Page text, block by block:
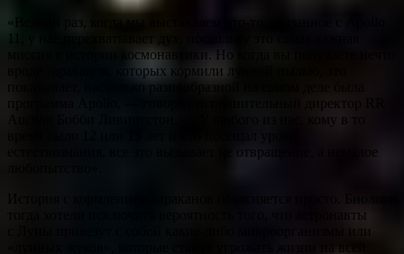
«Всякий раз, когда мы выставляем что-то, связанное с Apollo
11, у нас перехватывает дух, поскольку это самая важная
миссия в истории космонавтики. Но когда вы получаете нечто
вроде тараканов, которых кормили лунной пылью, это
показывает, насколько разнообразной на самом деле была
программа Apollo, — говорит исполнительный директор RR
Auction Бобби Ливингстон. — У любого из нас, кому в то
естествознания, все это вызывает не отвращение, а немалое
тогда хотели исключить вероятность того, что астронавты
с Луны привезут с собой какие-либо микроорганизмы или